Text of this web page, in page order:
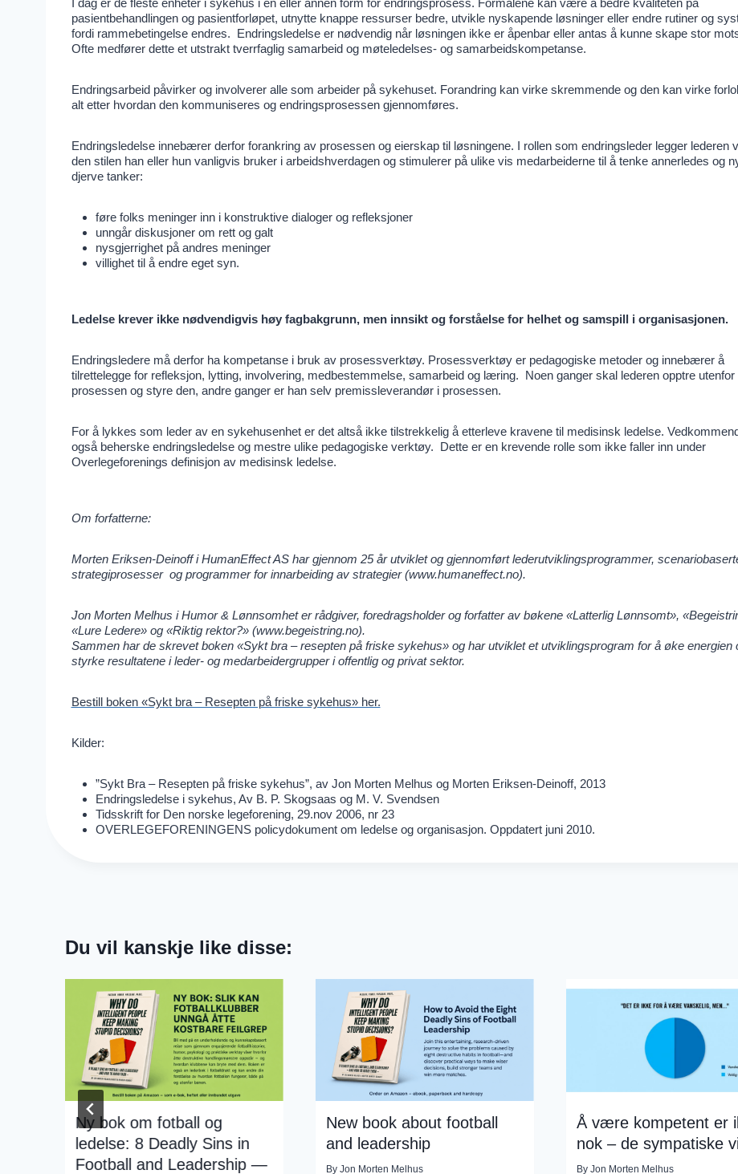
pasientbehandlingen og pasientforløpet, utnytte knappe ressurser bedre, utvikle nyskapende løsninger eller endre rutiner og
fordi rammebetingelse endres. Endringsledelse er nødvendig når løsningen ikke er åpenbar eller antas å kunne skape stor
Ofte medfører dette et utstrakt tverrfaglig samarbeid og møteledelses- og samarbeidskompetanse.
Endringsarbeid påvirker og involverer alle som arbeider på sykehuset. Forandring kan virke skremmende og den kan virke
alt etter hvordan den kommuniseres og endringsprosessen gjennomføres.
Endringsledelse innebærer derfor forankring av prosessen og eierskap til løsningene. I rollen som endringsleder legger lederen
den stilen han eller hun vanligvis bruker i arbeidshverdagen og stimulerer på ulike vis medarbeiderne til å tenke annerledes og
djerve tanker:
føre folks meninger inn i konstruktive dialoger og refleksjoner
unngår diskusjoner om rett og galt
nysgjerrighet på andres meninger
villighet til å endre eget syn.
Ledelse krever ikke nødvendigvis høy fagbakgrunn, men innsikt og forståelse for helhet og samspill i organisasjonen.
Endringsledere må derfor ha kompetanse i bruk av prosessverktøy. Prosessverktøy er pedagogiske metoder og innebærer å
tilrettelegge for refleksjon, lytting, involvering, medbestemmelse, samarbeid og læring. Noen ganger skal lederen opptre utenfor
prosessen og styre den, andre ganger er han selv premissleverandør i prosessen.
For å lykkes som leder av en sykehusenhet er det altså ikke tilstrekkelig å etterleve kravene til medisinsk ledelse.
også beherske endringsledelse og mestre ulike pedagogiske verktøy. Dette er en krevende rolle som ikke faller inn under
Overlegeforenings definisjon av medisinsk ledelse.
Om forfatterne:
Morten Eriksen-Deinoff i HumanEffect AS har gjennom 25 år utviklet og gjennomført lederutviklingsprogrammer,
strategiprosesser og programmer for innarbeiding av strategier (www.humaneffect.no).
Jon Morten Melhus i Humor & Lønnsomhet er rådgiver, foredragsholder og forfatter av bøkene «Latterlig Lønnsomt»,
«Lure Ledere» og «Riktig rektor?» (www.begeistring.no).
Sammen har de skrevet boken «Sykt bra – resepten på friske sykehus» og har utviklet et utviklingsprogram for å øke energien
styrke resultatene i leder- og medarbeidergrupper i offentlig og privat sektor.
Bestill boken «Sykt bra – Resepten på friske sykehus» her.
Kilder:
”Sykt Bra – Resepten på friske sykehus”, av Jon Morten Melhus og Morten Eriksen-Deinoff, 2013
Endringsledelse i sykehus, Av B. P. Skogsaas og M. V. Svendsen
Tidsskrift for Den norske legeforening, 29.nov 2006, nr 23
OVERLEGEFORENINGENS policydokument om ledelse og organisasjon. Oppdatert juni 2010.
Du vil kanskje like disse:
Ny bok om fotball og
ledelse: 8 Deadly Sins in
Football and Leadership —
New book about football
and leadership
By Jon Morten Melhus
Å være kompetent er
nok – de sympatiske
By Jon Morten Melhus